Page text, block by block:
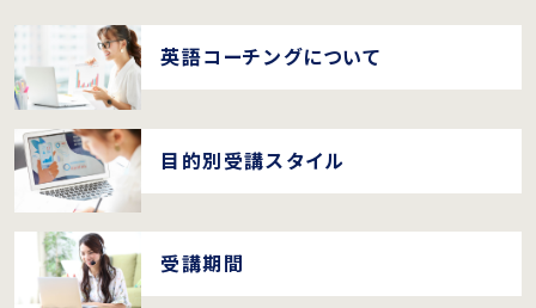
英語コーチングについて
目的別受講スタイル
受講期間